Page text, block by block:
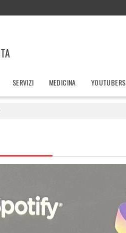
SERVIZI MEDICINA YOUTUBERS